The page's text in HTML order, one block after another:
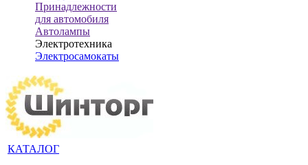
Принадлежности
для автомобиля
Автолампы
Электротехника
Электросамокаты
КАТАЛОГ